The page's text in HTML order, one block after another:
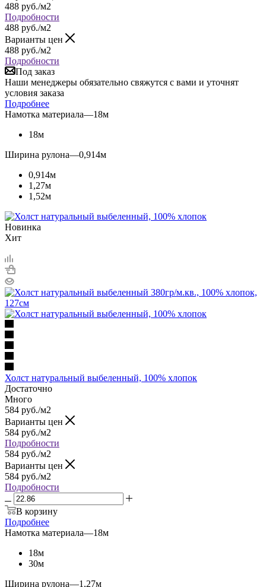
Варианты цен
488руб./м2
Подробности
488руб./м2
Варианты цен
488руб./м2
Подробности
Под заказ
Наши менеджеры обязательно свяжутся с вами и уточнят
условия заказа
Подробнее
0,914м
1,27м
Новинка
Холст натуральный выбеленный, 100% хлопок
Достаточно
Много
584руб./м2
Варианты цен
584руб./м2
Подробности
584руб./м2
Варианты цен
584руб./м2
Подробности
В корзину
Подробнее
18м